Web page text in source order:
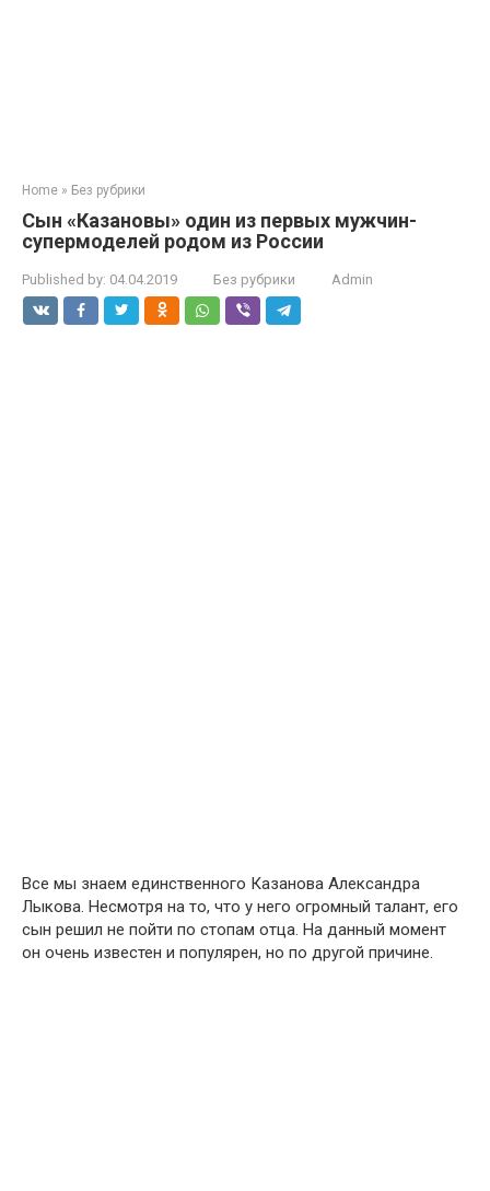
Home » Без рубрики
Сын «Казановы» один из первых мужчин-
супермоделей родом из России
Published by: 04.04.2019 Без рубрики Admin
Все мы знаем единственного Казанова Александра
Лыкова. Несмотря на то, что у него огромный талант, его
сын решил не пойти по стопам отца. На данный момент
он очень известен и популярен, но по другой причине.